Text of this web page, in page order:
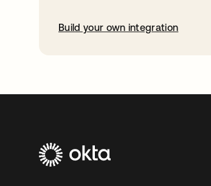
Build your own integration